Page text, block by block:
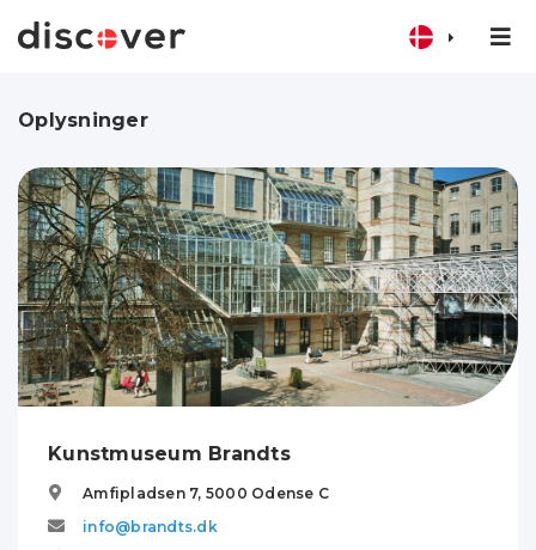
Oplysninger
Kunstmuseum Brandts
Amfipladsen 7, 5000 Odense C
info@brandts.dk